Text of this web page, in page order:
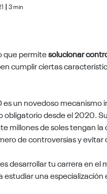
| 3 min
que permitesolucionar
cumplir ciertas
es un novedoso mecanismo
obligatorio desde el 2020.
millones de soles tengan
de controversias y
desarrollar tu carrera en
estudiar una